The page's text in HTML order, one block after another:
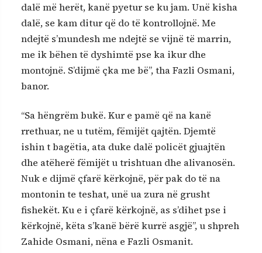
dalë më herët, kanë pyetur se ku jam. Unë kisha
dalë, se kam ditur që do të kontrollojnë. Me
ndejtë s’mundesh me ndejtë se vijnë të marrin,
me ik bëhen të dyshimtë pse ka ikur dhe
montojnë. S’dijmë çka me bë”, tha Fazli Osmani,
banor.
“Sa hëngrëm bukë. Kur e pamë që na kanë
rrethuar, ne u tutëm, fëmijët qajtën. Djemtë
ishin t bagëtia, ata duke dalë policët gjuajtën
dhe atëherë fëmijët u trishtuan dhe alivanosën.
Nuk e dijmë çfarë kërkojnë, për pak do të na
montonin te teshat, unë ua zura në grusht
fishekët. Ku e i çfarë kërkojnë, as s’dihet pse i
kërkojnë, këta s’kanë bërë kurrë asgjë”, u shpreh
Zahide Osmani, nëna e Fazli Osmanit.